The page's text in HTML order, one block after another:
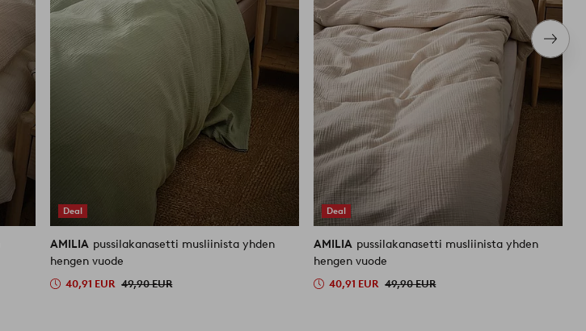
Deal
AMILIA pussilakanasetti musliinista yhden
hengen vuode
40,91 EUR 49,90 EUR
Deal
AMILIA pussilakanasetti musliinista yhden
hengen vuode
40,91 EUR 49,90 EUR
tuote